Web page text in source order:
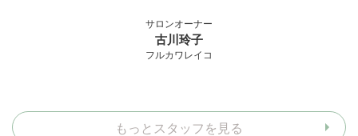
サロンオーナー
古川玲子
フルカワレイコ
もっとスタッフを見る